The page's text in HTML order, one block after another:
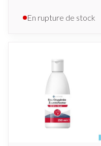
En rupture de stock